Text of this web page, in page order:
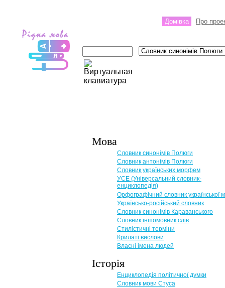
Домівка Про
Мова
Словник синонімів Полюги
Словник антонімів Полюги
Словник українських морфем
УСЕ (Універсальний словник-
енциклопедія)
Орфографічний словник української
Українсько-російський словник
Словник синонімів Караванського
Словник іншомовник слів
Стилістичні терміни
Крилаті вислови
Власні імена людей
Історія
Енциклопедія політичної думки
Словник мови Стуса